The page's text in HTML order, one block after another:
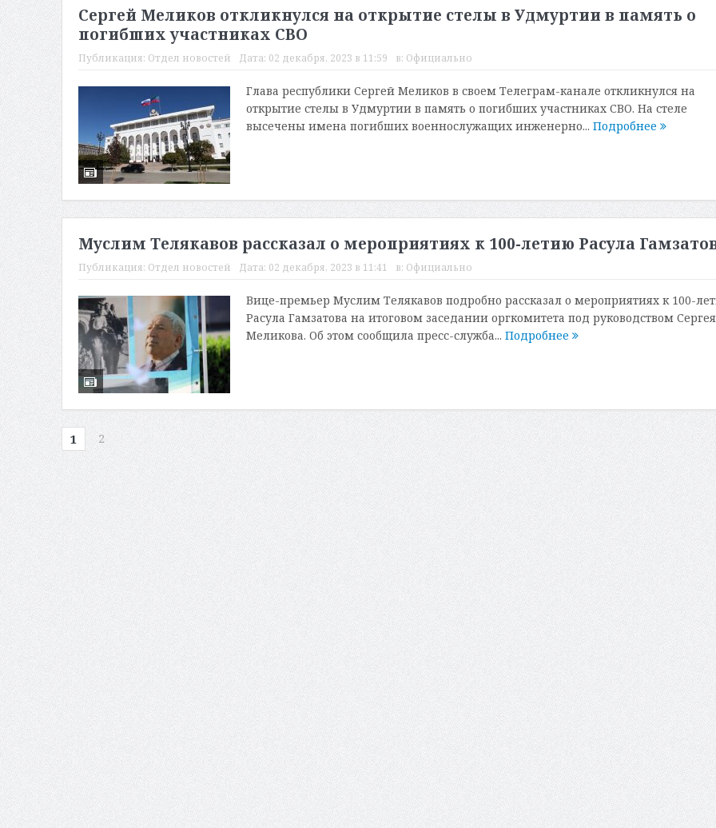
Сергей Меликов откликнулся на открытие стелы в Удмуртии в память о
погибших участниках СВО
Публикация: Отдел новостей Дата: 02 декабря, 2023 в 11:59 в: Официально
Глава республики Сергей Меликов в своем Телеграм-канале откликнулся на
открытие стелы в Удмуртии в память о погибших участниках СВО. На стеле
высечены имена погибших военнослужащих инженерно... Подробнее
Муслим Телякавов рассказал о мероприятиях к 100-летию Расула
Публикация: Отдел новостей Дата: 02 декабря, 2023 в 11:41 в: Официально
Вице-премьер Муслим Телякавов подробно рассказал о мероприятиях к 100-
Расула Гамзатова на итоговом заседании оргкомитета под руководством Сергея
Меликова. Об этом сообщила пресс-служба... Подробнее
1 2